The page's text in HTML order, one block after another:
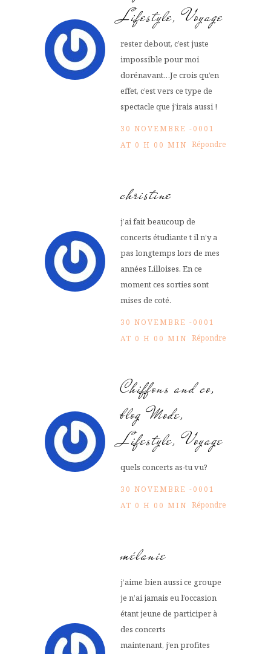
Lifestyle, Voyage
rester debout, c’est juste
impossible pour moi
dorénavant…Je crois qu’en
effet, c’est vers ce type de
spectacle que j’irais aussi !
30 NOVEMBRE -0001
AT 0 H 00 MIN Répondre
christine
j’ai fait beaucoup de
concerts étudiante t il n’y a
pas longtemps lors de mes
années Lilloises. En ce
moment ces sorties sont
mises de coté.
30 NOVEMBRE -0001
AT 0 H 00 MIN Répondre
Chiffons and co,
blog Mode,
Lifestyle, Voyage
quels concerts as-tu vu?
30 NOVEMBRE -0001
AT 0 H 00 MIN Répondre
mélanie
j’aime bien aussi ce groupe
je n’ai jamais eu l’occasion
étant jeune de participer à
des concerts
maintenant, j’en profites